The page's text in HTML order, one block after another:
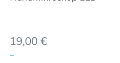
19,00€
–